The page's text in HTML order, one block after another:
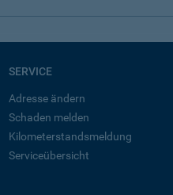
SERVICE
Adresse ändern
Schaden melden
Kilometerstandsmeldung
Serviceübersicht